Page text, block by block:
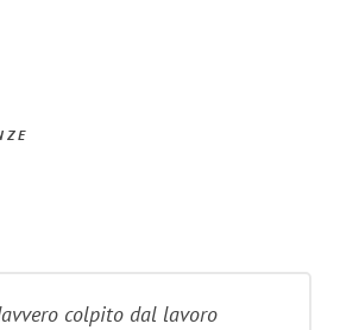
colpito dal lavoro